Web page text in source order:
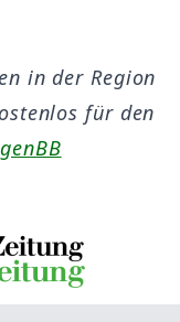
in der Region
für den